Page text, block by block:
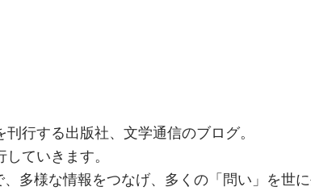
行する出版社、文学通信のブログ。
ていきます。
多様な情報をつなげ、多くの「問い」を世